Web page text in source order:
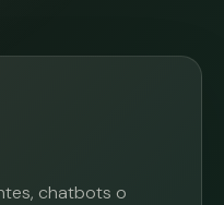
chatbots o